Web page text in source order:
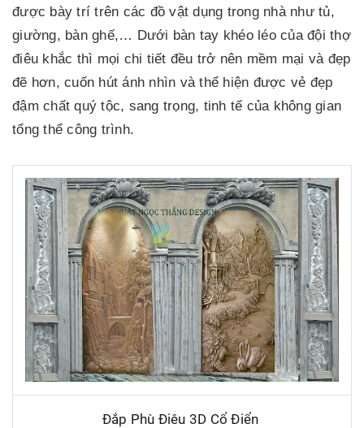
được bày trí trên các đồ vật dụng trong nhà như tủ,
giường, bàn ghế,… Dưới bàn tay khéo léo của đội thợ
điêu khắc thì mọi chi tiết đều trở nên mềm mại và đẹp
đẽ hơn, cuốn hút ánh nhìn và thể hiện được vẻ đẹp
đậm chất quý tộc, sang trọng, tinh tế của không gian
tổng thể công trình.
Đắp Phù Điêu 3D Cổ Điển